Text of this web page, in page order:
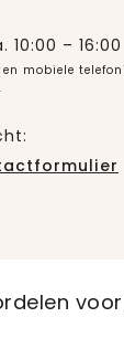
10:00 – 16:00
mobiele